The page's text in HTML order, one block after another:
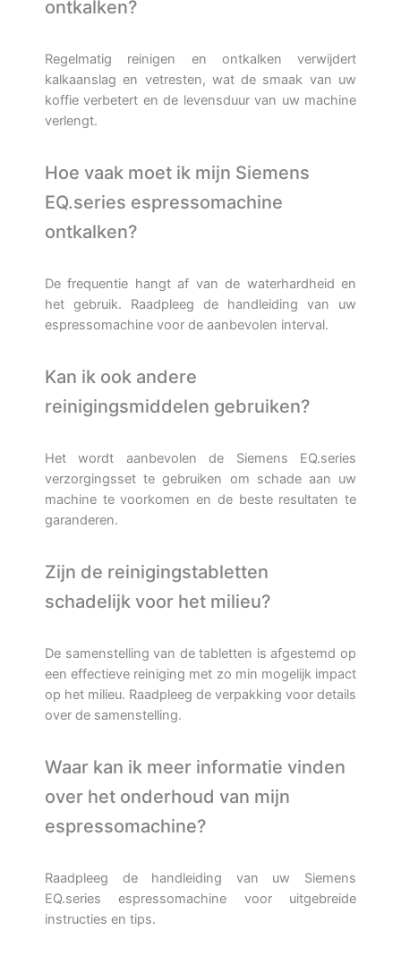
ontkalken?
Regelmatig reinigen en ontkalken verwijdert
kalkaanslag en vetresten, wat de smaak van uw
koffie verbetert en de levensduur van uw machine
verlengt.
Hoe vaak moet ik mijn Siemens
EQ.series espressomachine
ontkalken?
De frequentie hangt af van de waterhardheid en
het gebruik. Raadpleeg de handleiding van uw
espressomachine voor de aanbevolen interval.
Kan ik ook andere
reinigingsmiddelen gebruiken?
Het wordt aanbevolen de Siemens EQ.series
verzorgingsset te gebruiken om schade aan uw
machine te voorkomen en de beste resultaten te
garanderen.
Zijn de reinigingstabletten
schadelijk voor het milieu?
De samenstelling van de tabletten is afgestemd op
een effectieve reiniging met zo min mogelijk impact
op het milieu. Raadpleeg de verpakking voor details
over de samenstelling.
Waar kan ik meer informatie vinden
over het onderhoud van mijn
espressomachine?
Raadpleeg de handleiding van uw Siemens
EQ.series espressomachine voor uitgebreide
instructies en tips.